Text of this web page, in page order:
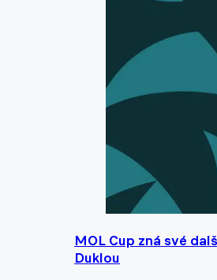
MOL Cup zná své
Duklou